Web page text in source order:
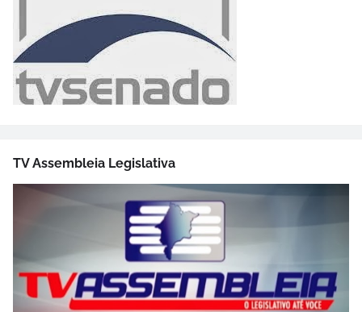
TV Assembleia Legislativa